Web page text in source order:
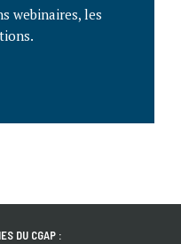
webinaires, les
DU CGAP :